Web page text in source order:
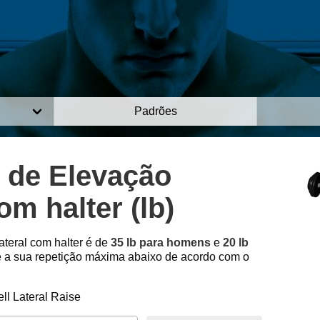
Padrões
Elevação
halter (lb)
com halter é de 35 lb para homens e 20 lb
sua repetição máxima abaixo de acordo com o
Lateral Raise